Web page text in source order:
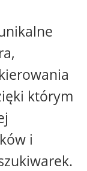
którym
i